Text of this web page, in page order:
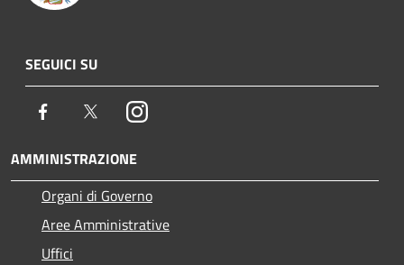
SEGUICI SU
Facebook TwitterInstagram
AMMINISTRAZIONE
Organi di Governo
Aree Amministrative
Uffici